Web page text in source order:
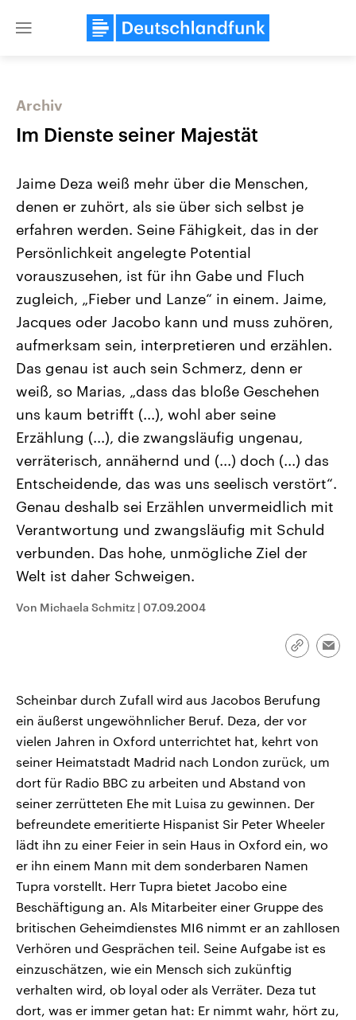
Close
Landtagswahl Sachsen-Anhalt
2026
Alle Informationen
Sachsen-Anhalt wählt am 6.
September 2026 einen neuen
Landtag. Seit 2021 wird das
Bundesland von einer Koalition aus
CDU, SPD und FDP regiert.-
Umfragen, Prognosen,
Wahlprogramme, aktuelle Berichte
und Kandidaten der anstehenden
Wahl.
USA
Hintergründe
Wirtschaftlich und
gehören die Vereinigten
den mächtigsten Ländern
mit großem Einfluss auf
aktuelle Weltgeschehen.
Audio-Archiv
Archiv
Im Dienste seiner Majestät
Jaime Deza weiß mehr über die Menschen,
denen er zuhört, als sie über sich selbst je
erfahren werden. Seine Fähigkeit, das in der
Persönlichkeit angelegte Potential
vorauszusehen, ist für ihn Gabe und Fluch
zugleich, „Fieber und Lanze“ in einem. Jaime,
Jacques oder Jacobo kann und muss zuhören,
aufmerksam sein, interpretieren und erzählen.
Das genau ist auch sein Schmerz, denn er
weiß, so Marias, „dass das bloße Geschehen
uns kaum betrifft (...), wohl aber seine
Erzählung (...), die zwangsläufig ungenau,
verräterisch, annähernd und (...) doch (...) das
Entscheidende, das was uns seelisch verstört“.
Genau deshalb sei Erzählen unvermeidlich mit
Verantwortung und zwangsläufig mit Schuld
verbunden. Das hohe, unmögliche Ziel der
Welt ist daher Schweigen.
Von Michaela Schmitz | 07.09.2004
Link
Scheinbar durch Zufall wird aus Jacobos Berufung
ein äußerst ungewöhnlicher Beruf. Deza, der vor
vielen Jahren in Oxford unterrichtet hat, kehrt von
seiner Heimatstadt Madrid nach London zurück, um
dort für Radio BBC zu arbeiten und Abstand von
seiner zerrütteten Ehe mit Luisa zu gewinnen. Der
befreundete emeritierte Hispanist Sir Peter Wheeler
lädt ihn zu einer Feier in sein Haus in Oxford ein, wo
er ihn einem Mann mit dem sonderbaren Namen
Tupra vorstellt. Herr Tupra bietet Jacobo eine
Beschäftigung an. Als Mitarbeiter einer Gruppe des
britischen Geheimdienstes MI6 nimmt er an zahllosen
Verhören und Gesprächen teil. Seine Aufgabe ist es
einzuschätzen, wie ein Mensch sich zukünftig
verhalten wird, ob loyal oder als Verräter. Deza tut
dort, was er immer getan hat: Er nimmt wahr, hört zu,